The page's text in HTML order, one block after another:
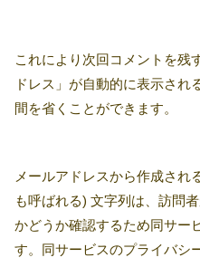
これにより次回コメントを残
ドレス」が自動的に表示され
間を省くことができます。
メールアドレスから作成され
も呼ばれる) 文字列は、訪問
かどうか確認するため同サー
す。同サービスのプライバシ